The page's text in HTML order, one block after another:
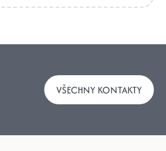
VŠECHNY KONTAKTY